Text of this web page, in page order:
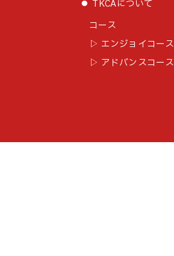
⚫︎ TKCAについて
コース
▷ エンジョイコース
▷ アドバンスコース